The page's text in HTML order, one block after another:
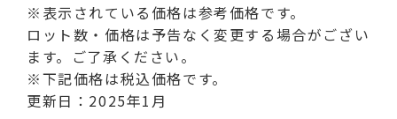
※表示されている価格は参考価格です。
ロット数・価格は予告なく変更する場合がござい
ます。ご了承ください。
※下記価格は税込価格です。
更新日：2025年1月